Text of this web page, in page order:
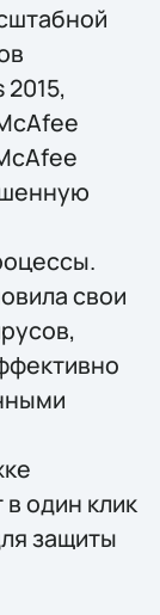
свои
один клик
защиты